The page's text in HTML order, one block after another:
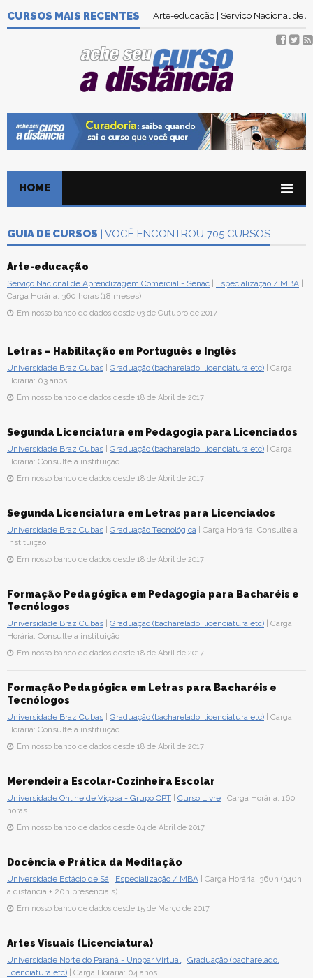
CURSOS MAIS RECENTES Arte-educação | Serviço Nacional de
HOME
GUIA DE CURSOS | VOCÊ ENCONTROU 705 CURSOS
Arte-educação
Serviço Nacional de Aprendizagem Comercial - Senac Especialização / MBA
Carga Horária: 360 horas (18 meses)
Em nosso banco de dados desde 03 de Outubro de 2017
Letras – Habilitação em Português e Inglês
Universidade Braz Cubas Graduação (bacharelado, licenciatura etc) | Carga
Horária: 03 anos
Em nosso banco de dados desde 18 de Abril de 2017
Segunda Licenciatura em Pedagogia para Licenciados
Universidade Braz Cubas Graduação (bacharelado, licenciatura etc) | Carga
Horária: Consulte a instituição
Em nosso banco de dados desde 18 de Abril de 2017
Segunda Licenciatura em Letras para Licenciados
Universidade Braz Cubas Graduação Tecnológica | Carga Horária: Consulte a
instituição
Em nosso banco de dados desde 18 de Abril de 2017
Formação Pedagógica em Pedagogia para Bacharéis e
Tecnólogos
Universidade Braz Cubas Graduação (bacharelado, licenciatura etc) | Carga
Horária: Consulte a instituição
Em nosso banco de dados desde 18 de Abril de 2017
Formação Pedagógica em Letras para Bacharéis e
Tecnólogos
Universidade Braz Cubas Graduação (bacharelado, licenciatura etc) | Carga
Horária: Consulte a instituição
Em nosso banco de dados desde 18 de Abril de 2017
Merendeira Escolar-Cozinheira Escolar
Universidade Online de Viçosa - Grupo CPT Curso Livre | Carga Horária: 160
horas.
Em nosso banco de dados desde 04 de Abril de 2017
Docência e Prática da Meditação
Universidade Estácio de Sá Especialização / MBA | Carga Horária: 360h (340h
a distância + 20h presenciais)
Em nosso banco de dados desde 15 de Março de 2017
Artes Visuais (Licenciatura)
Universidade Norte do Paraná - Unopar Virtual| Graduação (bacharelado,
licenciatura etc) | Carga Horária: 04 anos